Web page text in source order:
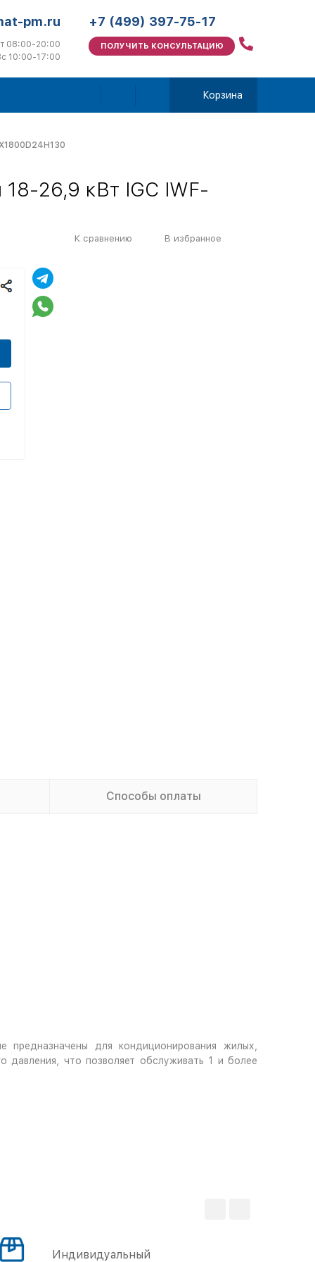
pm.ru
08:00-20:00
10:00-17:00
+7 (499) 397-75-17
ПОЛУЧИТЬ КОНСУЛЬТАЦИЮ
Корзина
26,9 кВт IGC IWF-
К сравнению В избранное
Способы оплаты
для кондиционирования жилых,
давления, что позволяет обслуживать 1 и более
Индивидуальный